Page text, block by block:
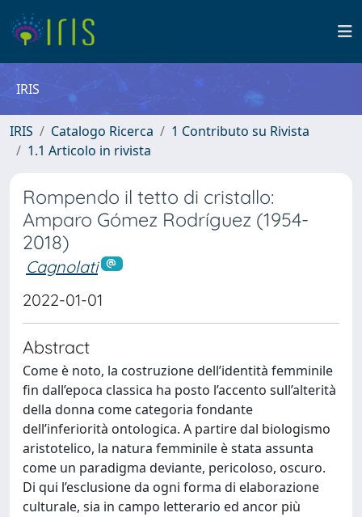
IRIS
IRIS Catalogo Ricerca
1 Contributo su Rivista
1.1 Articolo in rivista
Rompendo il tetto di cristallo:
Amparo Gómez Rodríguez (1954-
2018)
Cagnolati
2022-01-01
Abstract
Come è noto, la costruzione dell’identità femminile
fin dall’epoca classica ha posto l’accento sull’alterità
della donna come categoria fondante
dell’inferiorità ontologica. A partire dal biologismo
aristotelico, la natura femminile è stata assunta
come un paradigma deviante, pericoloso, oscuro.
Di qui l’esclusione da ogni forma di elaborazione
culturale, sia in campo letterario ed ancor più